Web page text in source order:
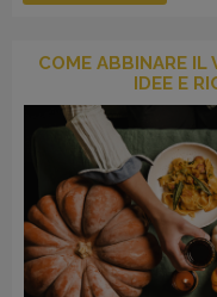
COME ABBINARE IL
IDEE E